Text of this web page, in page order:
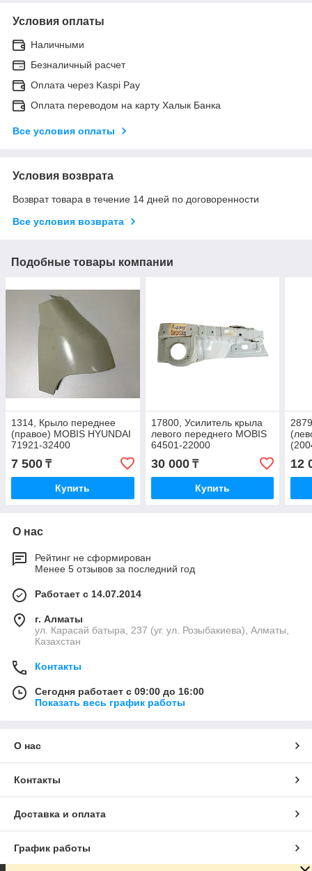
Условия оплаты
Наличными
Безналичный расчет
Оплата через Kaspi Pay
Оплата переводом на карту Халык Банка
Все условия оплаты
Условия возврата
Возврат товара в течение 14 дней по договоренности
Все условия возврата
Подобные товары компании
1314, Крыло переднее
(правое) MOBIS HYUNDAI
71921-32400
7 500 ₸
Купить
17800, Усилитель крыла
левого переднего MOBIS
64501-22000
30 000₸
Купить
12
О нас
Рейтинг не сформирован
Менее 5 отзывов за последний год
Работает с 14.07.2014
г. Алматы
ул. Карасай батыра, 237 (уг. ул. Розыбакиева), Алматы,
Казахстан
Контакты
Сегодня работает с 09:00 до 16:00
Показать весь график работы
О нас
Контакты
Доставка и оплата
График работы